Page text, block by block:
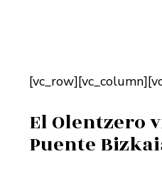
El Olentzero
Puente